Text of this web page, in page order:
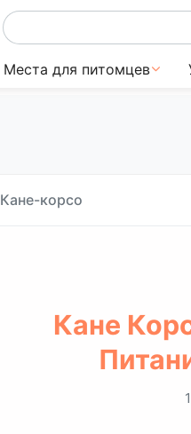
Места для питомцев
Кане-корсо
Кане